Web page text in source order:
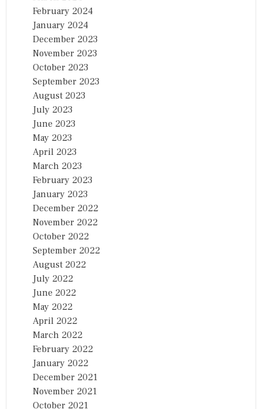
February 2024
January 2024
December 2023
November 2023
October 2023
September 2023
August 2023
July 2023
June 2023
May 2023
April 2023
March 2023
February 2023
January 2023
December 2022
November 2022
October 2022
September 2022
August 2022
July 2022
June 2022
May 2022
April 2022
March 2022
February 2022
January 2022
December 2021
November 2021
October 2021